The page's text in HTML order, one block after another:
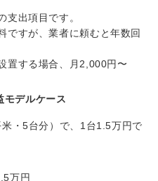
支出項目です。
ですが、業者に頼むと年数回
置する場合、月2,000円〜
モデルケース
・5台分）で、1台1.5万円で
万円